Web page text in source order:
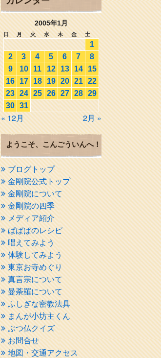
2005年1月
日 月 火 水 木 金 土
1
2
3 4 5 6 7
8
9
10 11 12 13 14
15
16
17 18 19 20 21 22
23 24 25 26 27 28 29
30 31
« 12月 2月 »
ようこそ、こんごういんへ！
ブログトップ
金剛院公式トップ
金剛院について
金剛院の四季
メディア紹介
ぱぱぱのレシピ
唱えてみよう
体験してみよう
東京お寺めぐり
真言宗について
曼荼羅について
ふしぎな密教法具
まんが小坊主くん
ぶつ仏クイズ
お問合せ
地図・交通アクセス